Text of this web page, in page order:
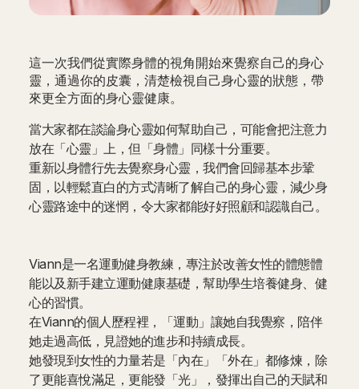
這一次我們從實際身體的視角開始來覺察自己的身心
靈，通過你的皮囊，清楚檢視自己身心靈的狀態，帶
來更全方面的身心靈健康。
當大家都在談論身心靈如何幫助自己，可能會把注意力
放在「心靈」上，但「身體」同樣十分重要。
重新以身體行先去覺察身心靈，我們會回歸基本步鞏
固，以輕鬆直白的方式清晰了解自己的身心靈，減少身
心靈路途中的迷惘，令大家都能好好照顧和認識自己。
Viann是一名運動健身教練，專注於改善女性的體態體
能以及新手建立運動健康基礎，幫助學生培養健身、健
心的習慣。
在Viann的個人歷程裡，「運動」讓她自我覺察，陪伴
她走過高低，見證她的進步和持續成長。
她發現到女性的力量若是「內在」「外在」都修煉，除
了更能喜悅滿足，更能發「光」，發揮出自己的天賦和